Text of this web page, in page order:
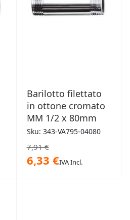
Barilotto filettato
in ottone cromato
MM 1/2 x 80mm
Sku: 343-VA795-04080
7,91 €
6,33 €IVA Incl.